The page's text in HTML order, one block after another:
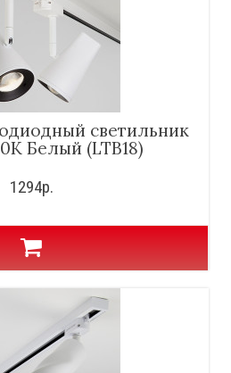
светильник
Белый (LTB18)
1294р.